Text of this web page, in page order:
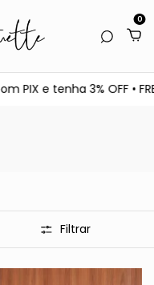
0
e tenha 3% OFF •
Filtrar